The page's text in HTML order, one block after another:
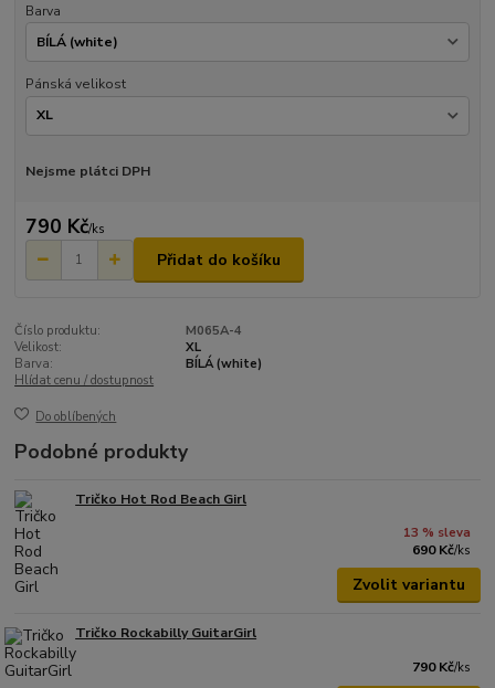
Barva
Pánská velikost
Nejsme plátci DPH
790 Kč/ks
Přidat do košíku
Číslo produktu:
M065A-4
Velikost:
XL
Barva:
BÍLÁ (white)
Hlídat cenu / dostupnost
Do oblíbených
Podobné produkty
Tričko Hot Rod Beach Girl
13 % sleva
690 Kč/ks
Zvolit variantu
Tričko Rockabilly GuitarGirl
790 Kč/ks